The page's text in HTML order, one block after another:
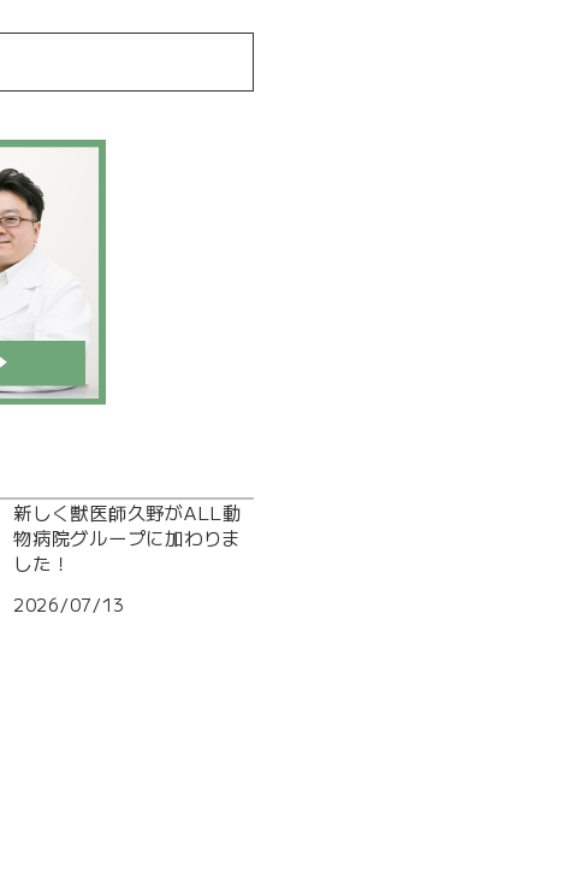
新しく獣医師久野がALL動
物病院グループに加わりま
した！
2026/07/13